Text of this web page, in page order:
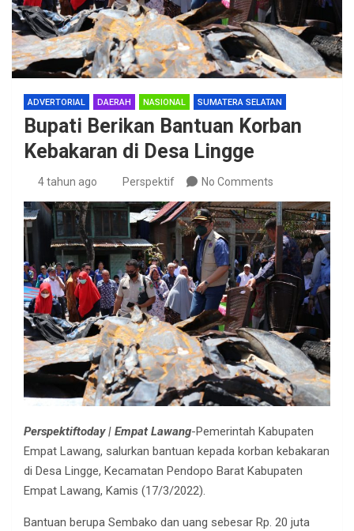
ADVERTORIAL DAERAH NASIONAL SUMATERA SELATAN
Bupati Berikan Bantuan Korban
Kebakaran di Desa Lingge
4 tahun ago Perspektif No Comments
Perspektiftoday | Empat Lawang-Pemerintah Kabupaten
Empat Lawang, salurkan bantuan kepada korban kebakaran
di Desa Lingge, Kecamatan Pendopo Barat Kabupaten
Empat Lawang, Kamis (17/3/2022).
Bantuan berupa Sembako dan uang sebesar Rp. 20 juta